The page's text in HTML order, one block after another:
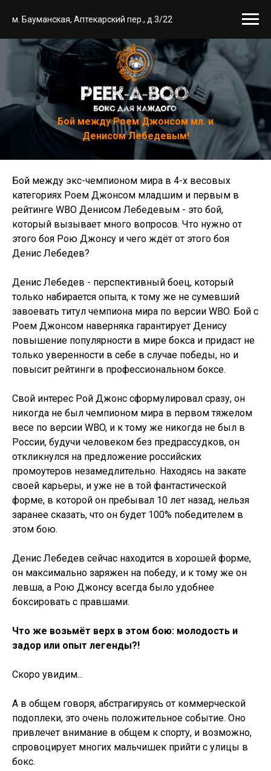
м. Бауманская, Аптекарский пер., д.3/22
Бой между Роем Джонсом мл. и
Денисом Лебедевым!
Бой между экс-чемпионом мира в 4-х весовых
категориях Роем Джонсом младшим и первым в
рейтинге WBO Денисом Лебедевым - это бой,
который вызывает много вопросов. Что нужно от
этого боя Рою Джонсу и чего ждёт от этого боя
Денис Лебедев?
Денис Лебедев - перспективный боец, который
только набирается опыта, к тому же не сумевший
завоевать титул чемпиона мира по версии WBO. Бой с
Роем Джонсом наверняка гарантирует Денису
повышение популярности в мире бокса и придаст не
только уверенности в себе в случае победы, но и
повысит рейтинги в профессиональном боксе.
Свой интерес Рой Джонс сформулировал сразу, он
никогда не был чемпионом мира в первом тяжелом
весе по версии WBO, и к тому же никогда не был в
России, будучи человеком без предрассудков, он
откликнулся на предложение российских
промоутеров незамедлительно. Находясь на закате
своей карьеры, и уже не в той фантастической
форме, в которой он пребывал 10 лет назад, нельзя
заранее сказать, что он будет 100% победителем в
этом бою.
Денис Лебедев сейчас находится в хорошей форме,
он максимально заряжен на победу, и к тому же он
левша, а Рою Джонсу всегда было удобнее
боксировать с правшами.
Что же возьмёт верх в этом бою: молодость и
задор или опыт легенды?!
Скоро увидим...
А в общем говоря, абстрагируясь от коммерческой
подоплеки, это очень положительное событие. Оно
привлечет внимание в общем к спорту, и возможно,
спровоцирует многих мальчишек прийти с улицы в
бокс.